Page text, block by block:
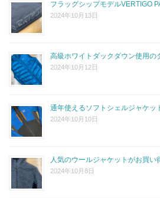
フラッグシップモデルVERTIGO
2024年10月13日
高級ホワイトダックダウン使用の
2024年10月12日
通年使えるソフトシェルジャケッ
2024年10月10日
人気のウールジャケットがお買い
2024年10月8日